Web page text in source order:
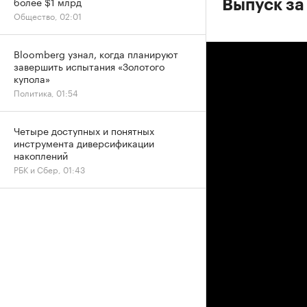
Выпуск
Общество, 02:01
Bloomberg узнал, когда планируют
завершить испытания «Золотого
купола»
Политика, 01:54
Четыре доступных и понятных
инструмента диверсификации
накоплений
РБК и Сбер, 01:43